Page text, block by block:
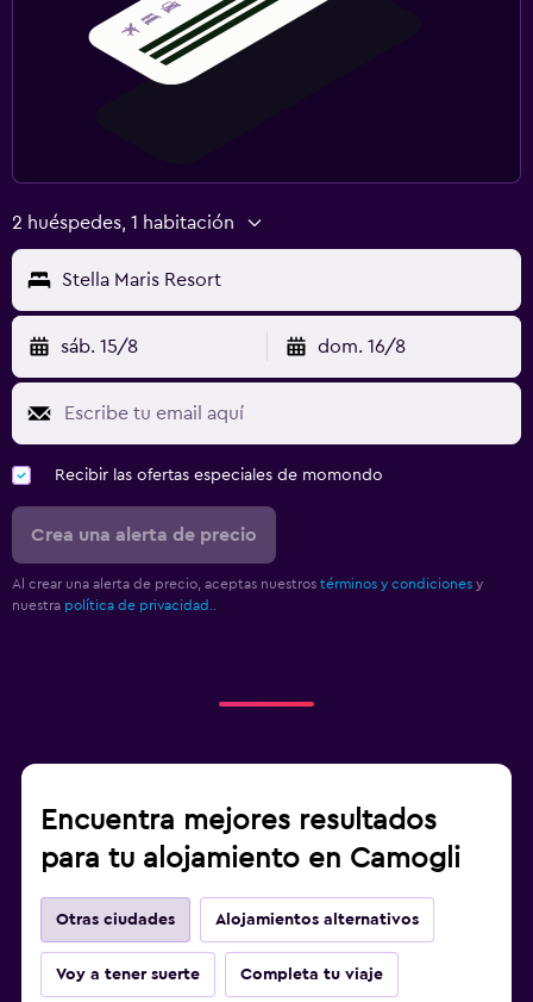
2 huéspedes, 1 habitación
Stella Maris Resort
sáb. 15/8 dom. 16/8
Recibir las ofertas especiales de momondo
Crea una alerta de precio
Al crear una alerta de precio, aceptas nuestros términos y condiciones y
nuestra política de privacidad.
Encuentra mejores resultados
para tu alojamiento en Camogli
Otras ciudades Alojamientos alternativos
Voy a tener suerte Completa tu viaje